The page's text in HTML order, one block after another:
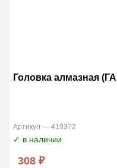
Головка алмазная
Артикул — 419372
✓ в наличии
308 ₽